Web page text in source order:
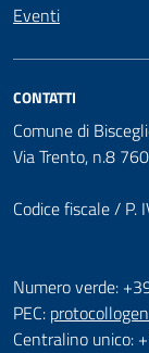
Eventi
CONTATTI
Comune di
Via Trento, n.8
Codice fiscale /
Numero verde:
PEC:
Centralino unico: